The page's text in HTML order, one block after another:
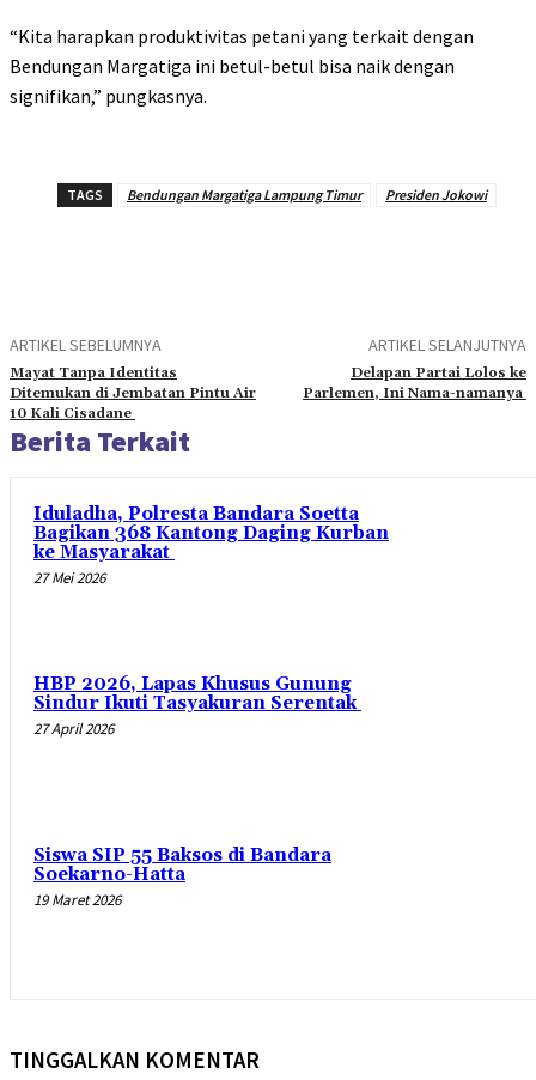
“Kita harapkan produktivitas petani yang terkait dengan
Bendungan Margatiga ini betul-betul bisa naik dengan
signifikan,” pungkasnya.
TAGS Bendungan Margatiga Lampung Timur Presiden Jokowi
ARTIKEL SEBELUMNYA
Mayat Tanpa Identitas
Ditemukan di Jembatan Pintu Air
10 Kali Cisadane
ARTIKEL SELANJUTNYA
Delapan Partai Lolos ke
Parlemen, Ini Nama-namanya
Berita Terkait
Iduladha, Polresta Bandara Soetta
Bagikan 368 Kantong Daging Kurban
ke Masyarakat
27 Mei 2026
HBP 2026, Lapas Khusus Gunung
Sindur Ikuti Tasyakuran Serentak
27 April 2026
Siswa SIP 55 Baksos di Bandara
Soekarno-Hatta
19 Maret 2026
TINGGALKAN KOMENTAR